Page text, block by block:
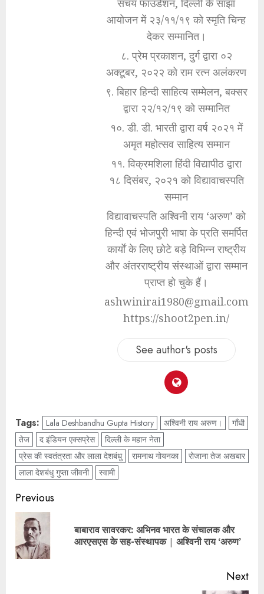
आयोजन में २३/११/१९ को स्मृति चिन्ह
देकर सम्मानित।
८. प्रेम प्रकाशन, दुर्ग द्वारा ०२
अक्टूबर, २०२२ को राम रत्न अलंकरण
९. बिहार हिन्दी साहित्य सम्मेलन, बक्सर
द्वारा २२/१२/१९ को सम्मानित
१०. डी. डी. भारती द्वारा वर्ष २०२१ में
अमृत महोत्सव साहित्य सम्मान
११. विक्रमशिला हिंदी विद्यापीठ द्वारा
१८ दिसंबर, २०२१ को विद्यावाचस्पति
सम्मान
विद्यावाचस्पति अश्विनी राय ‘अरुण’ को
हिन्दी एवं भोजपुरी भाषा के प्रति समर्पित
कार्यों के लिए छोटे बड़े विभिन्न राष्ट्रीय
और अंतरराष्ट्रीय संस्थाओं द्वारा सम्मान
प्राप्त हो चुके हैं।
ashwinirai1980@gmail.com
https://shoot2pen.in/
See author's posts
Tags: Lala Deshbandhu Gupta History अश्विनी राय अरुण।
गाँधी
तेज
द इंडियन एक्सप्रेस
दिल्ली के महान नेता
प्रेस की स्वतंत्रता और लाला देशबंधु
रामनाथ गोयनका
रोजाना तेज अखबार
लाला देशबंधु गुप्ता जीवनी
स्वामी
Previous
बाबाराव सावरकर: अभिनव भारत के संचालक और
आरएसएस के सह-संस्थापक | अश्विनी राय ‘अरुण’
Next